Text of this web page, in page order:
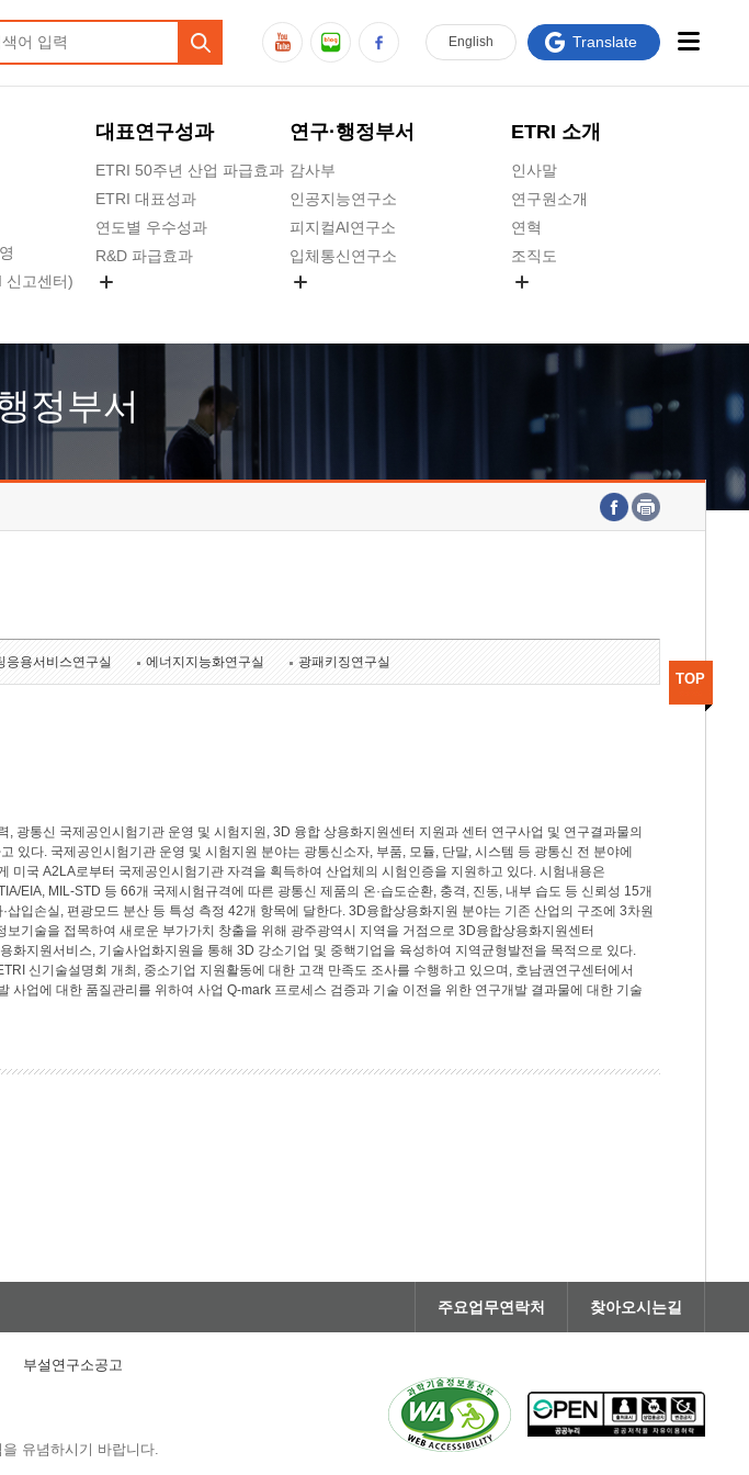
신고센터)
대표연구성과
ETRI 50주년 산업 파급효과
ETRI 대표성과
연도별 우수성과
R&D 파급효과
연구·행정부서
감사부
인공지능연구소
피지컬AI연구소
입체통신연구소
호남권연구본부
기획본부
ETRI 소개
인사말
연구원소개
연혁
조직도
연구원 고객헌장
주요업무연락처
English Translate
정부서
응용서비스연구실 에너지지능화연구실 광패키징연구실
, 광통신 국제공인시험기관 운영 및 시험지원, 3D 융합 상용화지원센터 지원과 센터 연구사업 및 연구결과물의
있다. 국제공인시험기관 운영 및 시험지원 분야는 광통신소자, 부품, 모듈, 단말, 시스템 등 광통신 전 분야에
미국 A2LA로부터 국제공인시험기관 자격을 획득하여 산업체의 시험인증을 지원하고 있다. 시험내용은
EIA, MIL-STD 등 66개 국제시험규격에 따른 광통신 제품의 온·습도순환, 충격, 진동, 내부 습도 등 신뢰성 15개
삽입손실, 편광모드 분산 등 특성 측정 42개 항목에 달한다. 3D융합상용화지원 분야는 기존 산업의 구조에 3차원
보기술을 접목하여 새로운 부가가치 창출을 위해 광주광역시 지역을 거점으로 3D융합상용화지원센터
화지원서비스, 기술사업화지원을 통해 3D 강소기업 및 중핵기업을 육성하여 지역균형발전을 목적으로 있다.
신기술설명회 개최, 중소기업 지원활동에 대한 고객 만족도 조사를 수행하고 있으며, 호남권연구센터에서
사업에 대한 품질관리를 위하여 사업 Q-mark 프로세스 검증과 기술 이전을 위한 연구개발 결과물에 대한 기술
TOP
주요업무연락처 찾아오시는길
부설연구소공고
유념하시기 바랍니다.